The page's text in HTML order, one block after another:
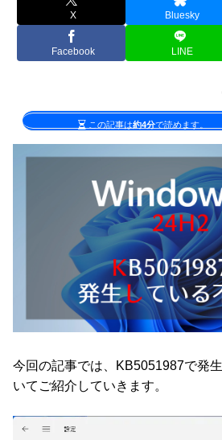
X Bluesky
Facebook LINE
この記事は約4分で読めます。
今回の記事では、KB5051987で発
いてご紹介していきます。